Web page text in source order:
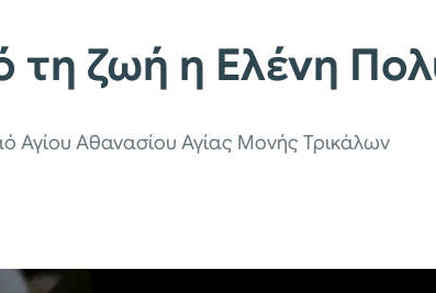
ζωή η Ελένη
Αγίου Αθανασίου Αγίας Μονής Τρικάλων